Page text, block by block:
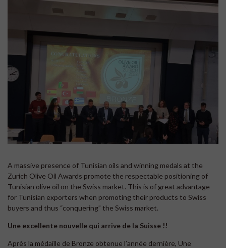
A massive presence of Tunisian oils and winning medals at the
Zurich Olive Oil Awards promote the respectable positioning of
Tunisian olive oil on the Swiss market. This is of great advantage
for Tunisian exporters when promoting their products to Swiss
buyers and thus “conquering” the Swiss market.
Une excellente nouvelle qui arrive de la Suisse !!
Après la médaille de Bronze obtenue l’année dernière, Une